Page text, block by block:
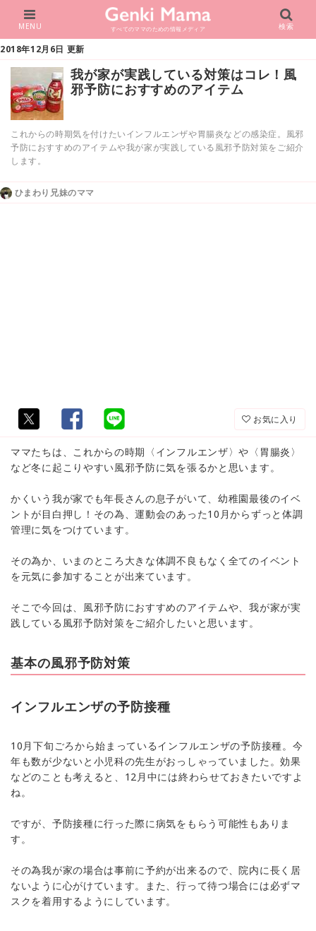
すべてのママのための情報メディア
MENU 検索
2018年12月6日 更新
我が家が実践している対策はコレ！風
邪予防におすすめのアイテム
これからの時期気を付けたいインフルエンザや胃腸炎などの感染症。風邪
予防におすすめのアイテムや我が家が実践している風邪予防対策をご紹介
します。
ひまわり兄妹のママ
お気に入り
ママたちは、これからの時期〈インフルエンザ〉や〈胃腸炎〉
など冬に起こりやすい風邪予防に気を張るかと思います。
かくいう我が家でも年長さんの息子がいて、幼稚園最後のイベ
ントが目白押し！その為、運動会のあった10月からずっと体調
管理に気をつけています。
その為か、いまのところ大きな体調不良もなく全てのイベント
を元気に参加することが出来ています。
そこで今回は、風邪予防におすすめのアイテムや、我が家が実
践している風邪予防対策をご紹介したいと思います。
基本の風邪予防対策
インフルエンザの予防接種
10月下旬ごろから始まっているインフルエンザの予防接種。今
年も数が少ないと小児科の先生がおっしゃっていました。効果
などのことも考えると、12月中には終わらせておきたいですよ
ね。
ですが、予防接種に行った際に病気をもらう可能性もありま
す。
その為我が家の場合は事前に予約が出来るので、院内に長く居
ないように心がけています。また、行って待つ場合には必ずマ
スクを着用するようにしています。